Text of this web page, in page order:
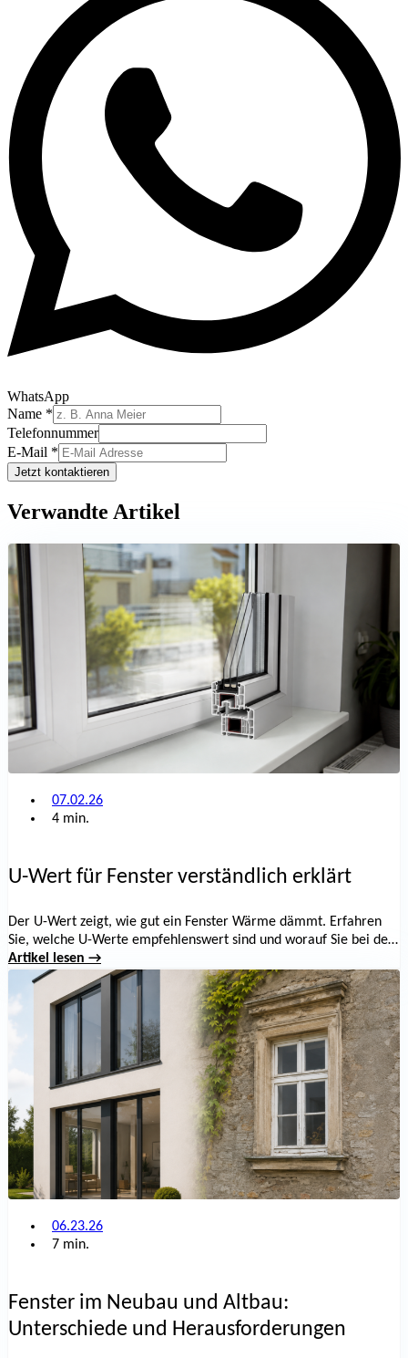
WhatsApp
Telefonnummer
Name
E-
Mail
Name *
Telefonnummer
E-Mail *
Jetzt kontaktieren
Verwandte Artikel
07.02.26
4 min.
U-Wert für Fenster verständlich erklärt
Der U-Wert zeigt, wie gut ein Fenster Wärme dämmt. Erfahren
Sie, welche U-Werte empfehlenswert sind und worauf Sie bei der
Auswahl neuer Fenster achten sollten.
Artikel lesen →
06.23.26
7 min.
Fenster im Neubau und Altbau:
Unterschiede und Herausforderungen